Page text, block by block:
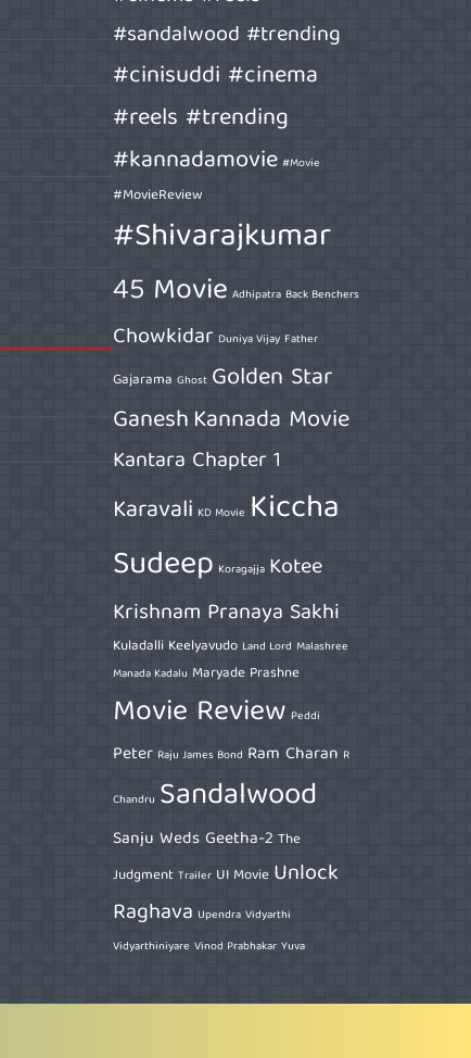
#sandalwood #trending
#cinisuddi #cinema
#reels #trending
#kannadamovie #Movie
#MovieReview
#Shivarajkumar
45 Movie Adhipatra Back Benchers
Chowkidar Duniya Vijay Father
Gajarama Ghost Golden Star
GaneshKannada Movie
Kantara Chapter 1
Karavali KD Movie Kiccha
Sudeep Koragajja Kotee
Krishnam Pranaya Sakhi
Kuladalli Keelyavudo Land Lord Malashree
Manada Kadalu Maryade Prashne
Movie Review Peddi
Peter Raju James Bond Ram Charan R
Chandru Sandalwood
Sanju Weds Geetha-2 The
Judgment Trailer UI Movie Unlock
Raghava Upendra Vidyarthi
Vidyarthiniyare Vinod Prabhakar Yuva